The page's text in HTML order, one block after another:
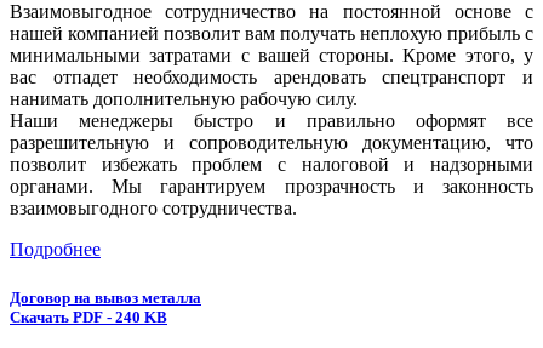
Взаимовыгодное сотрудничество на постоянной основе с
нашей компанией позволит вам получать неплохую прибыль с
минимальными затратами с вашей стороны. Кроме этого, у
вас отпадет необходимость арендовать спецтранспорт и
нанимать дополнительную рабочую силу.
Наши менеджеры быстро и правильно оформят все
разрешительную и сопроводительную документацию, что
позволит избежать проблем с налоговой и надзорными
органами. Мы гарантируем прозрачность и законность
взаимовыгодного сотрудничества.
Подробнее
Договор на вывоз металла
Скачать PDF - 240 KB